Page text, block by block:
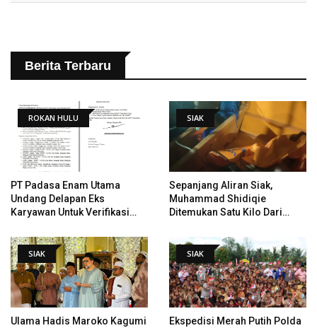
Berita Terbaru
ROKAN HULU
PT Padasa Enam Utama
Undang Delapan Eks
Karyawan Untuk Verifikasi
PHI
SIAK
Sepanjang Aliran Siak,
Muhammad Shidiqie
Ditemukan Satu Kilo Dari
SIAK
Ulama Hadis Maroko Kagumi
SIAK
Ekspedisi Merah Putih Polda